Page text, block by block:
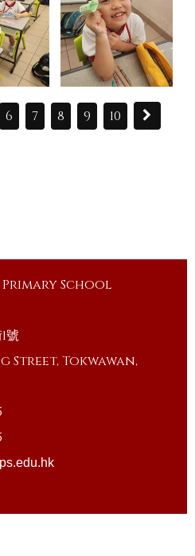
6 7 8 9 10
School
號
Street, Tokwawan,